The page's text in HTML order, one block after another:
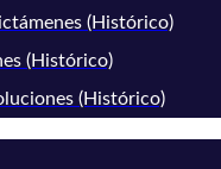
(Histórico)
(Histórico)
(Histórico)